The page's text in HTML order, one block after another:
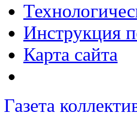
Инструкция
Карта сайта
Газета